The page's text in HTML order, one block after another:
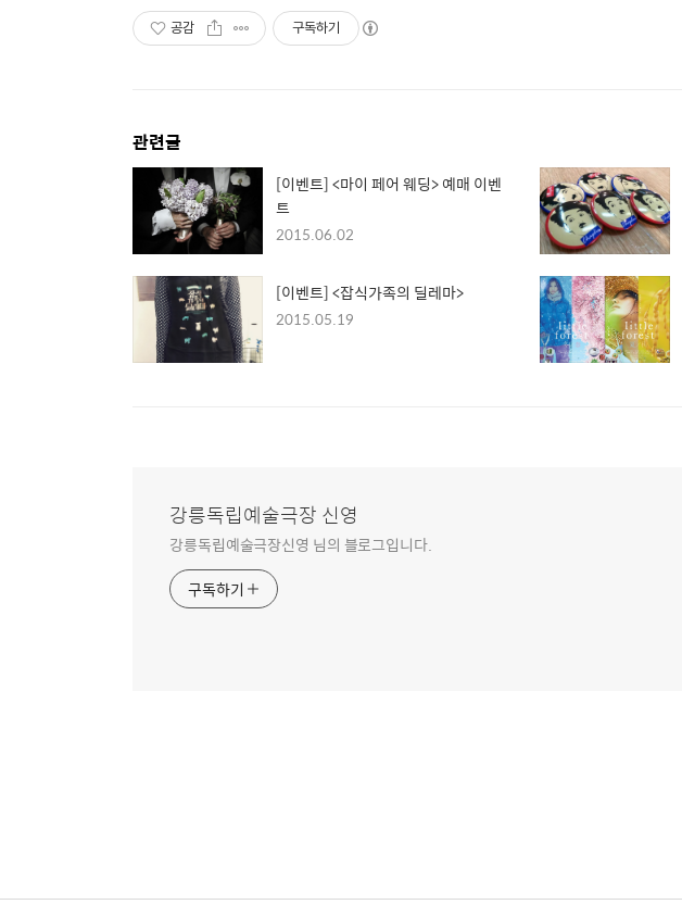
공감 구독하기
관련글
[이벤트] <마이 페어 웨딩> 예매 이벤
트
2015.06.02
[이벤트] <잡식가족의 딜레마>
2015.05.19
강릉독립예술극장 신영
강릉독립예술극장신영 님의 블로그입니다.
구독하기